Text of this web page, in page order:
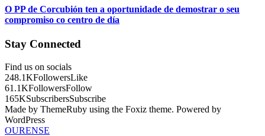
O PP de Corcubión ten a oportunidade de demostrar o seu
compromiso co centro de día
Stay Connected
Find us on socials
248.1KFollowersLike
61.1KFollowersFollow
165KSubscribersSubscribe
Made by ThemeRuby using the Foxiz theme. Powered by
WordPress
OURENSE